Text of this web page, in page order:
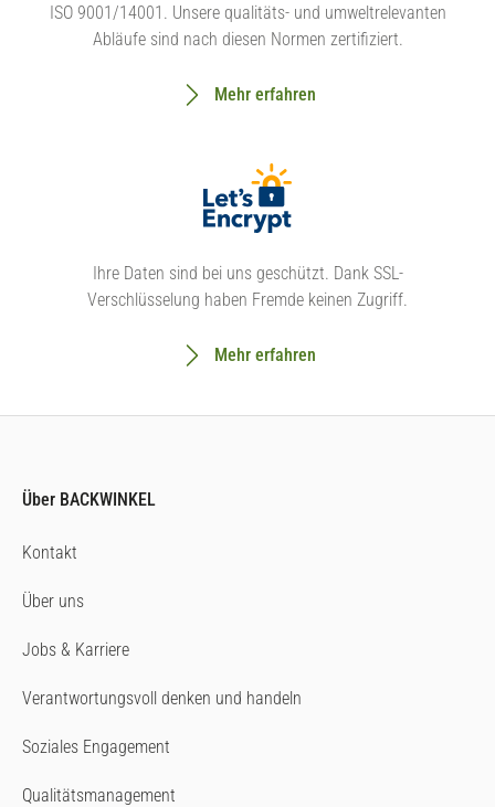
ISO 9001/14001. Unsere qualitäts- und umweltrelevanten
Abläufe sind nach diesen Normen zertifiziert.
Mehr erfahren
Ihre Daten sind bei uns geschützt. Dank SSL-
Verschlüsselung haben Fremde keinen Zugriff.
Mehr erfahren
Über BACKWINKEL
Kontakt
Über uns
Jobs & Karriere
Verantwortungsvoll denken und handeln
Soziales Engagement
Qualitätsmanagement